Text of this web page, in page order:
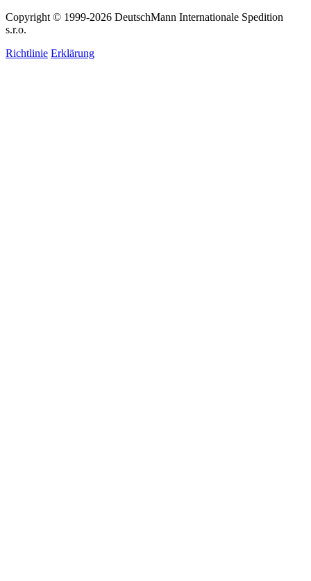
Copyright © 1999-2026 DeutschMann Internationale Spedition
s.r.o.
Richtlinie Erklärung